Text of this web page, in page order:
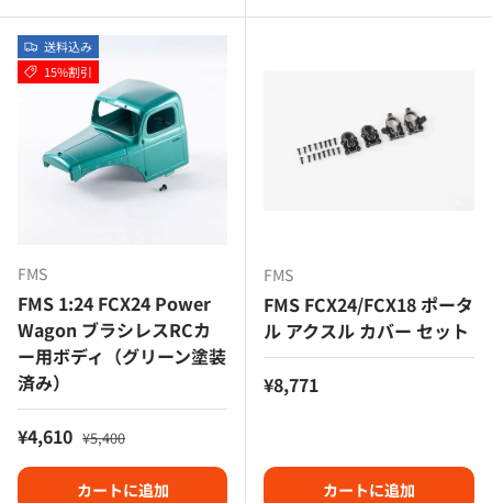
送料込み
15%割引
FMS
FMS 1:24 FCX24 Power
Wagon ブラシレスRCカ
ー用ボディ（グリーン塗装
済み）
セール価格
¥4,610 定価
¥5,400
カートに追加
FMS
FMS FCX24/FCX18 ポータ
ル アクスル カバー セット
定価
¥8,771
カートに追加